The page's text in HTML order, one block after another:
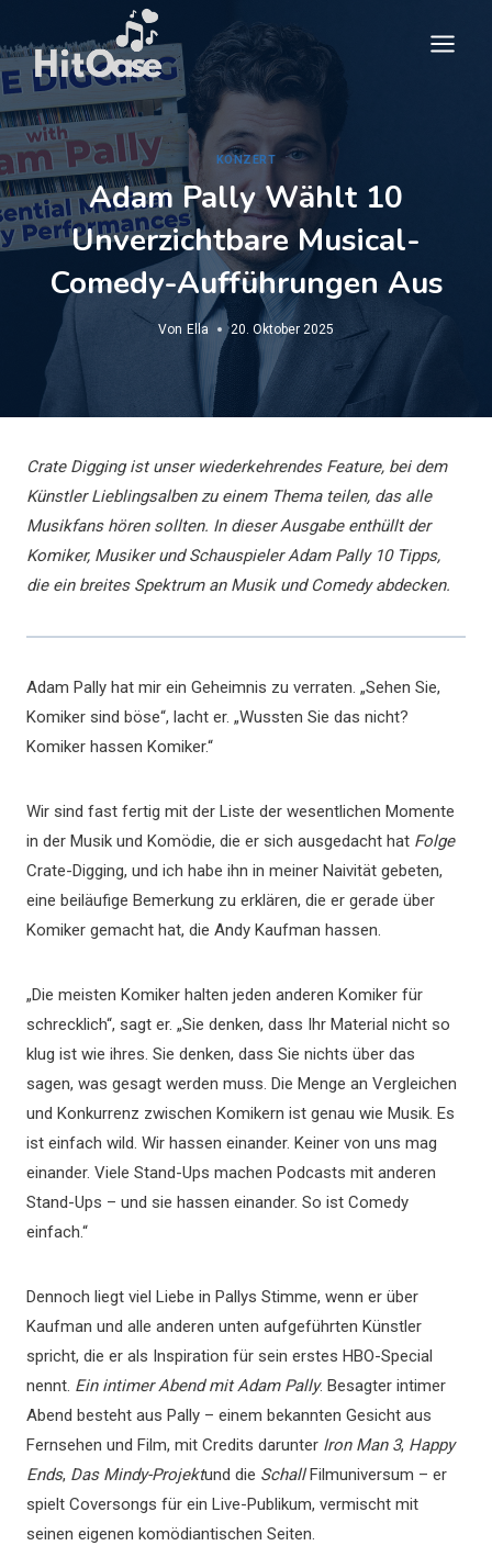
Inhalt
springen
KONZERT
Adam Pally Wählt 10
Unverzichtbare Musical-
Comedy-Aufführungen Aus
Von Ella 20. Oktober 2025
Crate Digging ist unser wiederkehrendes Feature, bei dem
Künstler Lieblingsalben zu einem Thema teilen, das alle
Musikfans hören sollten. In dieser Ausgabe enthüllt der
Komiker, Musiker und Schauspieler Adam Pally 10 Tipps,
die ein breites Spektrum an Musik und Comedy abdecken.
Adam Pally hat mir ein Geheimnis zu verraten. „Sehen Sie,
Komiker sind böse“, lacht er. „Wussten Sie das nicht?
Komiker hassen Komiker.“
Wir sind fast fertig mit der Liste der wesentlichen Momente
in der Musik und Komödie, die er sich ausgedacht hat Folge
Crate-Digging, und ich habe ihn in meiner Naivität gebeten,
eine beiläufige Bemerkung zu erklären, die er gerade über
Komiker gemacht hat, die Andy Kaufman hassen.
„Die meisten Komiker halten jeden anderen Komiker für
schrecklich“, sagt er. „Sie denken, dass Ihr Material nicht so
klug ist wie ihres. Sie denken, dass Sie nichts über das
sagen, was gesagt werden muss. Die Menge an Vergleichen
und Konkurrenz zwischen Komikern ist genau wie Musik. Es
ist einfach wild. Wir hassen einander. Keiner von uns mag
einander. Viele Stand-Ups machen Podcasts mit anderen
Stand-Ups – und sie hassen einander. So ist Comedy
einfach.“
Dennoch liegt viel Liebe in Pallys Stimme, wenn er über
Kaufman und alle anderen unten aufgeführten Künstler
spricht, die er als Inspiration für sein erstes HBO-Special
nennt. Ein intimer Abend mit Adam Pally. Besagter intimer
Abend besteht aus Pally – einem bekannten Gesicht aus
Fernsehen und Film, mit Credits darunter Iron Man 3, Happy
Ends, Das Mindy-Projektund die SchallFilmuniversum – er
spielt Coversongs für ein Live-Publikum, vermischt mit
seinen eigenen komödiantischen Seiten.